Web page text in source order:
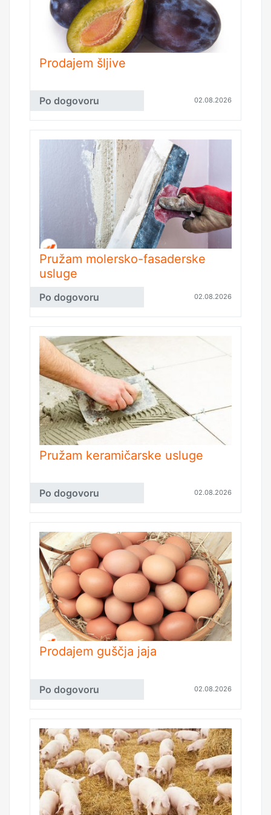
Prodajem šljive
Po dogovoru 02.08.2026
Pružam molersko-fasaderske
usluge
Po dogovoru 02.08.2026
Pružam keramičarske usluge
Po dogovoru 02.08.2026
Prodajem guščja jaja
Po dogovoru 02.08.2026